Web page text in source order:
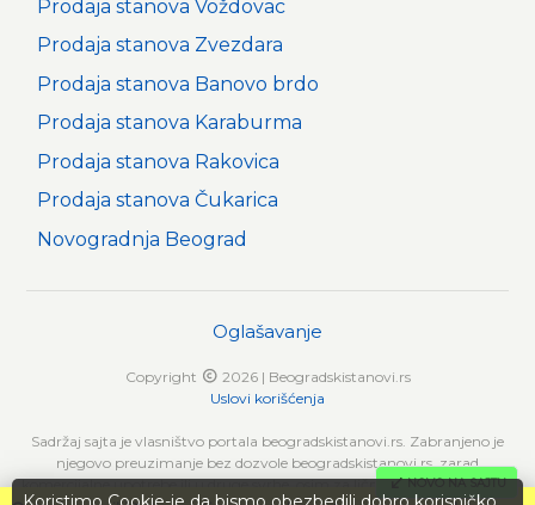
NOVO NA SAJTU
Prodaja stanova Voždovac
Prodaja stanova Zvezdara
Prodaja stanova Banovo brdo
Prodaja stanova Karaburma
Prodaja stanova Rakovica
Prodaja stanova Čukarica
Novogradnja Beograd
Oglašavanje
Copyright
2026 | Beogradskistanovi.rs
Uslovi korišćenja
Sadržaj sajta je vlasništvo portala beogradskistanovi.rs. Zabranjeno je
njegovo preuzimanje bez dozvole beogradskistanovi.rs, zarad
komercijalne upotrebe ili u druge svrhe, osim za lične potrebe posetilaca